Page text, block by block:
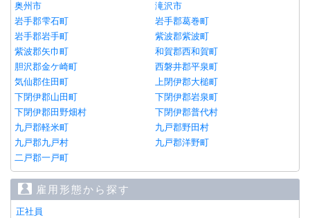
奥州市
滝沢市
岩手郡雫石町
岩手郡葛巻町
岩手郡岩手町
紫波郡紫波町
紫波郡矢巾町
和賀郡西和賀町
胆沢郡金ケ崎町
西磐井郡平泉町
気仙郡住田町
上閉伊郡大槌町
下閉伊郡山田町
下閉伊郡岩泉町
下閉伊郡田野畑村
下閉伊郡普代村
九戸郡軽米町
九戸郡野田村
九戸郡九戸村
九戸郡洋野町
二戸郡一戸町
雇用形態から探す
正社員